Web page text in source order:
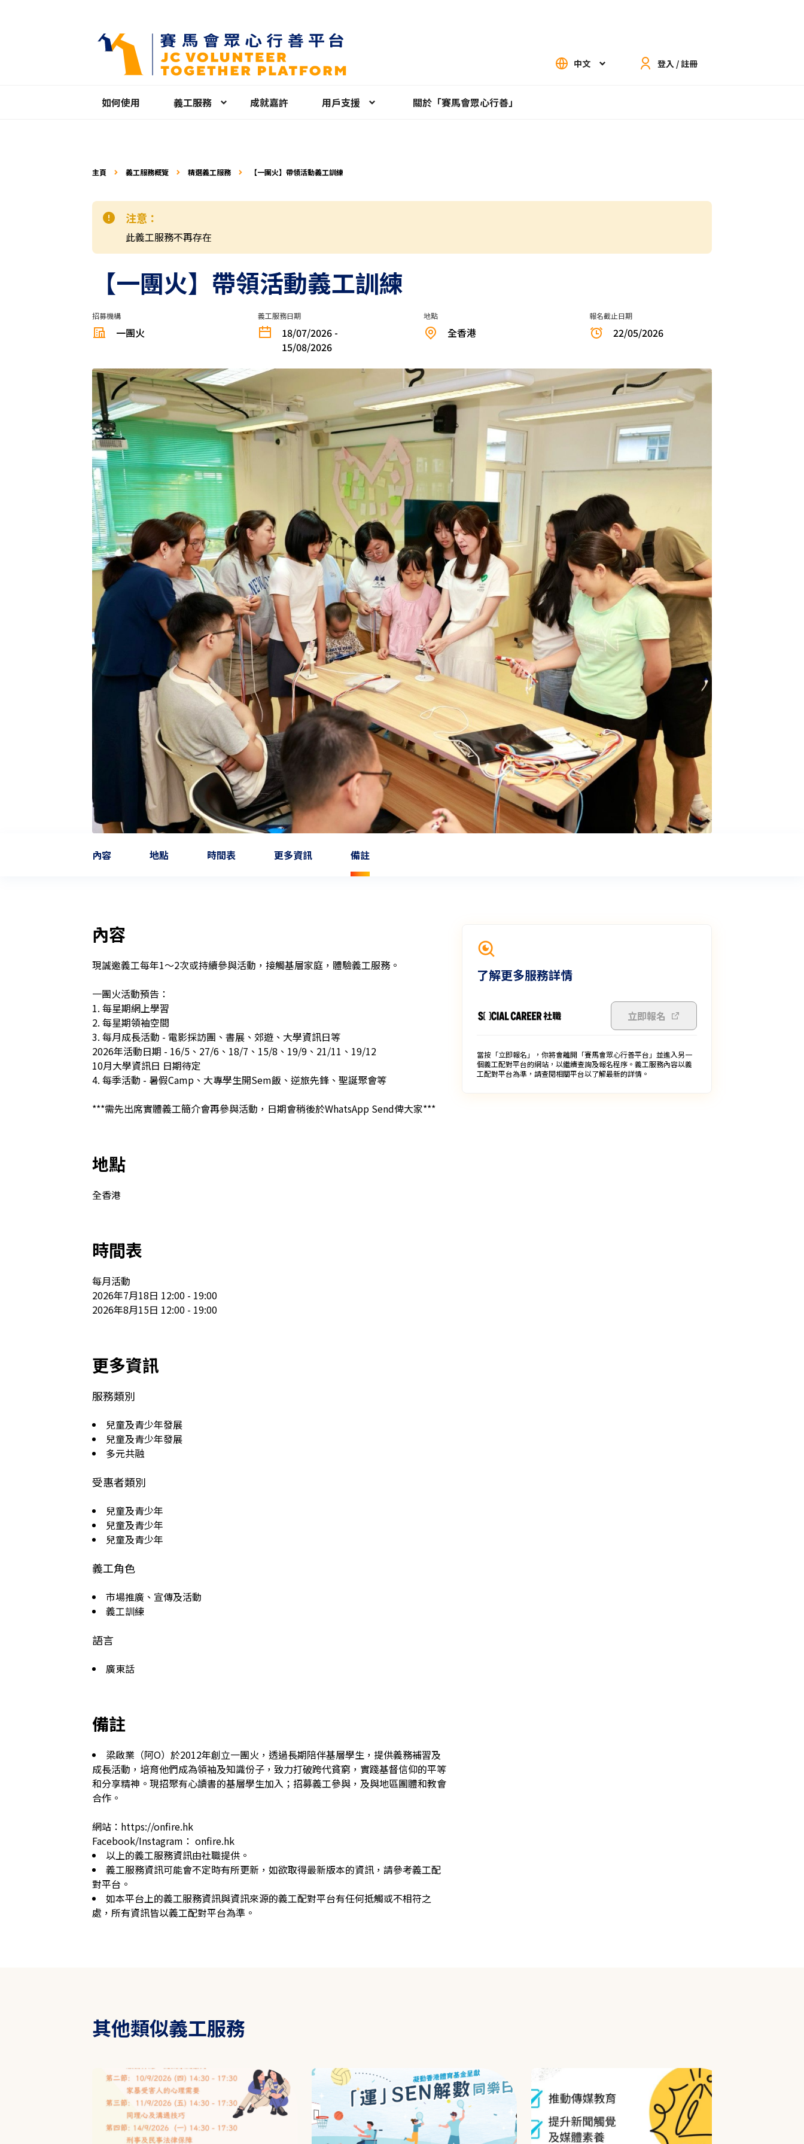
中文 登入 / 註冊
如何使用 義工服務 成就嘉許 用戶支援 關於「賽馬會眾心行善」
主頁 義工服務概覽 精選義工服務 【一團火】⁠帶領活動義工訓練
注意：
此義工服務不再存在
【一團火】⁠帶領活動義工訓練
招募機構
一團火
義工服務日期
18/07/2026 -
15/08/2026
地點
全香港
報名截止日期
22/05/2026
內容 地點 時間表 更多資訊 備註
內容
現誠邀義工每年1～2次或持續參與活動，接觸基層家庭，體驗義工服務。
一團火活動預告：
1. 每星期網上學習
2. 每星期領袖空間
3. 每月成長活動 - 電影採訪團、書展、郊遊、大學資訊日等
2026年活動日期 - 16/5、27/6、18/7、15/8、19/9、21/11、19/12
10月大學資訊日 日期待定
4. 每季活動 - 暑假Camp、大專學生開Sem飯、逆旅先鋒、聖誕聚會等
***需先出席實體義工簡介會再參與活動，日期會稍後於WhatsApp Send俾大家***
地點
全香港
時間表
每月活動
2026年7月18日 12:00 - 19:00
2026年8月15日 12:00 - 19:00
更多資訊
服務類別
兒童及青少年發展
兒童及青少年發展
多元共融
受惠者類別
兒童及青少年
兒童及青少年
兒童及青少年
義工角色
市場推廣、宣傳及活動
義工訓練
語言
廣東話
備註
梁啟業（阿O）於2012年創立一團火，透過長期陪伴基層學生，提供義務補習及
成長活動，培育他們成為領袖及知識份子，致力打破跨代貧窮，實踐基督信仰的平等
和分享精神。現招聚有心讀書的基層學生加入；招募義工參與，及與地區團體和教會
合作。
網站：https://onfire.hk
Facebook/Instagram： onfire.hk
以上的義工服務資訊由社職提供。
義工服務資訊可能會不定時有所更新，如欲取得最新版本的資訊，請參考義工配
對平台。
如本平台上的義工服務資訊與資訊來源的義工配對平台有任何抵觸或不相符之
處，所有資訊皆以義工配對平台為準。
了解更多服務詳情
立即報名
當按「立即報名」，你將會離開「賽馬會眾心行善平台」並進入另一
個義工配對平台的網站，以繼續查詢及報名程序。義工服務內容以義
工配對平台為準，請查閱相關平台以了解最新的詳情。
其他類似義工服務